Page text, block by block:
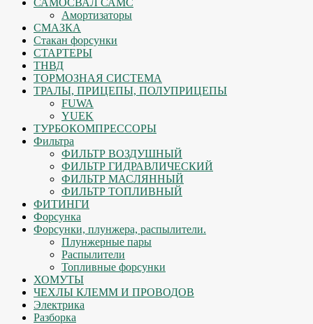
САМОСВАЛ САМС
Амортизаторы
СМАЗКА
Стакан форсунки
СТАРТЕРЫ
ТНВД
ТОРМОЗНАЯ СИСТЕМА
ТРАЛЫ, ПРИЦЕПЫ, ПОЛУПРИЦЕПЫ
FUWA
YUEK
ТУРБОКОМПРЕССОРЫ
Фильтра
ФИЛЬТР ВОЗДУШНЫЙ
ФИЛЬТР ГИДРАВЛИЧЕСКИЙ
ФИЛЬТР МАСЛЯННЫЙ
ФИЛЬТР ТОПЛИВНЫЙ
ФИТИНГИ
Форсунка
Форсунки, плунжера, распылители.
Плунжерные пары
Распылители
Топливные форсунки
ХОМУТЫ
ЧЕХЛЫ КЛЕММ И ПРОВОДОВ
Электрика
Разборка